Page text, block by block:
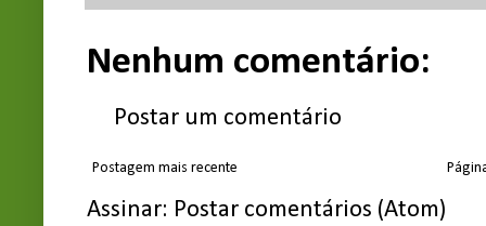
Nenhum comentário:
Postar um comentário
Postagem mais recente
Assinar: Postar comentários (Atom)